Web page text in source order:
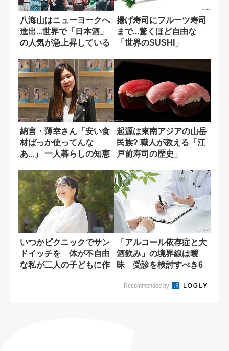
八海山はニューヨークへ
進出...世界で「日本酒」
の人気が急上昇している
揚げ寿司にフルーツ寿司
まで...驚くほど自由な
「世界のSUSHI」
納言・薄幸さん「安い食
材ばっか使ってんな
あ...」 一人暮らしの知恵
起源は東南アジアの山岳
民族? 職人が教える「江
戸前寿司の歴史」
いつかピクニックでサン
ドイッチを 体が不自由
な私が二人の子どもに作
「アルコール依存症と大
酒飲み」の境界線は曖
昧 受診を検討すべき6
Recommended by